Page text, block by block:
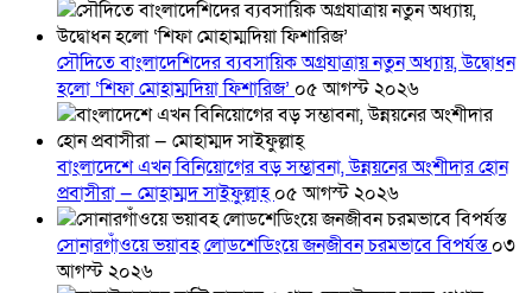
সৌদিতে বাংলাদেশিদের ব্যবসায়িক অগ্রযাত্রায় নতুন অধ্যায়, উদ্বোধন
হলো ‘শিফা মোহাম্মদিয়া ফিশারিজ’ ০৫ আগস্ট ২০২৬
বাংলাদেশে এখন বিনিয়োগের বড় সম্ভাবনা, উন্নয়নের অংশীদার হোন
প্রবাসীরা — মোহাম্মদ সাইফুল্লাহ্০৫ আগস্ট ২০২৬
সোনারগাঁওয়ে ভয়াবহ লোডশেডিংয়ে জনজীবন চরমভাবে বিপর্যস্ত০৩
আগস্ট ২০২৬